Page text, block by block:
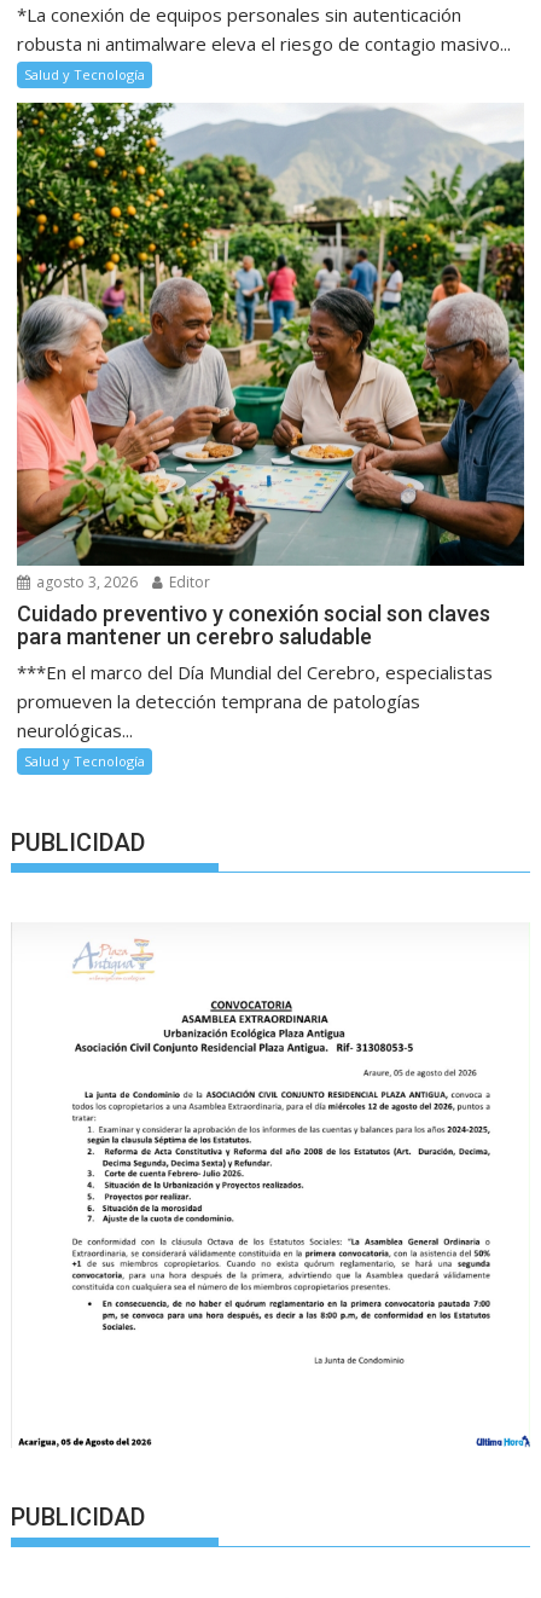
*La conexión de equipos personales sin autenticación
robusta ni antimalware eleva el riesgo de contagio masivo...
Salud y Tecnología
agosto 3, 2026 Editor
Cuidado preventivo y conexión social son claves
para mantener un cerebro saludable
***En el marco del Día Mundial del Cerebro, especialistas
promueven la detección temprana de patologías
neurológicas...
Salud y Tecnología
PUBLICIDAD
PUBLICIDAD